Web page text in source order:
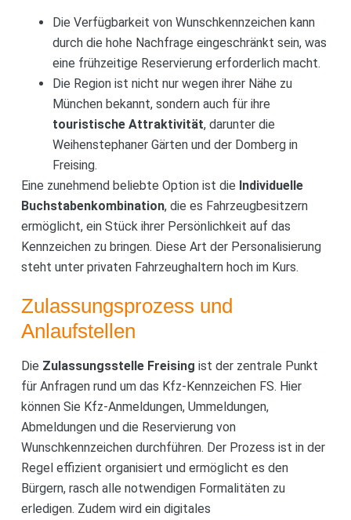
Die Verfügbarkeit von Wunschkennzeichen kann
durch die hohe Nachfrage eingeschränkt sein, was
eine frühzeitige Reservierung erforderlich macht.
Die Region ist nicht nur wegen ihrer Nähe zu
München bekannt, sondern auch für ihre
touristische Attraktivität, darunter die
Weihenstephaner Gärten und der Domberg in
Freising.
Eine zunehmend beliebte Option ist die Individuelle
Buchstabenkombination, die es Fahrzeugbesitzern
ermöglicht, ein Stück ihrer Persönlichkeit auf das
Kennzeichen zu bringen. Diese Art der Personalisierung
steht unter privaten Fahrzeughaltern hoch im Kurs.
Zulassungsprozess und
Anlaufstellen
Die Zulassungsstelle Freising ist der zentrale Punkt
für Anfragen rund um das Kfz-Kennzeichen FS. Hier
können Sie Kfz-Anmeldungen, Ummeldungen,
Abmeldungen und die Reservierung von
Wunschkennzeichen durchführen. Der Prozess ist in der
Regel effizient organisiert und ermöglicht es den
Bürgern, rasch alle notwendigen Formalitäten zu
erledigen. Zudem wird ein digitales